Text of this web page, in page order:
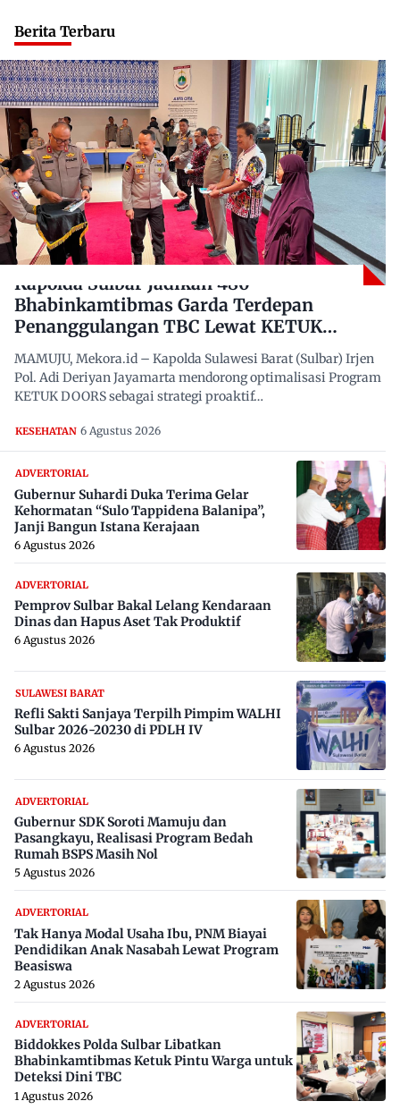
Berita Terbaru
Kapolda Sulbar Jadikan 480
Bhabinkamtibmas Garda Terdepan
Penanggulangan TBC Lewat KETUK
DOORS di 650 Desa
MAMUJU, Mekora.id – Kapolda Sulawesi Barat (Sulbar) Irjen
Pol. Adi Deriyan Jayamarta mendorong optimalisasi Program
KETUK DOORS sebagai strategi proaktif…
KESEHATAN 6 Agustus 2026
ADVERTORIAL
Gubernur Suhardi Duka Terima Gelar
Kehormatan “Sulo Tappidena Balanipa”,
Janji Bangun Istana Kerajaan
6 Agustus 2026
ADVERTORIAL
Pemprov Sulbar Bakal Lelang Kendaraan
Dinas dan Hapus Aset Tak Produktif
6 Agustus 2026
SULAWESI BARAT
Refli Sakti Sanjaya Terpilh Pimpim WALHI
Sulbar 2026-20230 di PDLH IV
6 Agustus 2026
ADVERTORIAL
Gubernur SDK Soroti Mamuju dan
Pasangkayu, Realisasi Program Bedah
Rumah BSPS Masih Nol
5 Agustus 2026
ADVERTORIAL
Tak Hanya Modal Usaha Ibu, PNM Biayai
Pendidikan Anak Nasabah Lewat Program
Beasiswa
2 Agustus 2026
ADVERTORIAL
Biddokkes Polda Sulbar Libatkan
Bhabinkamtibmas Ketuk Pintu Warga untuk
Deteksi Dini TBC
1 Agustus 2026